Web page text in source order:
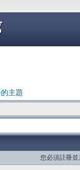
主題
您必須註冊